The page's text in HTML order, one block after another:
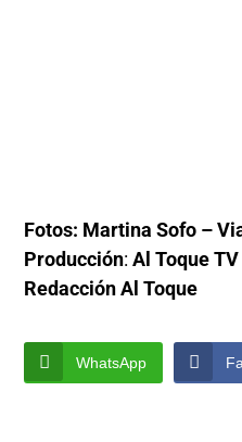
Fotos: Martina Sofo –
Producción: Al Toque TV
Redacción Al Toque
WhatsApp